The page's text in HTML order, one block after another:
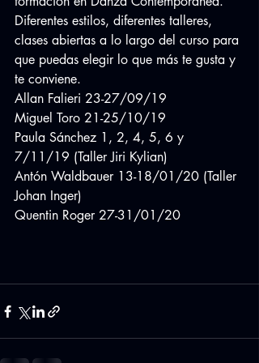
Diferentes estilos, diferentes talleres,
clases abiertas a lo largo del curso para
que puedas elegir lo que más te gusta y
te conviene.
Allan Falieri 23-27/09/19
Miguel Toro 21-25/10/19
Paula Sánchez 1, 2, 4, 5, 6 y
7/11/19 (Taller Jiri Kylian)
Antón Waldbauer 13-18/01/20 (Taller
Johan Inger)
Quentin Roger 27-31/01/20